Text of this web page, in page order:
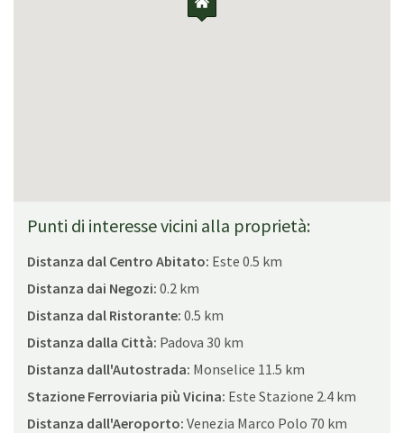
Punti di interesse vicini alla proprietà:
Distanza dal Centro Abitato: Este 0.5 km
Distanza dai Negozi: 0.2 km
Distanza dal Ristorante: 0.5 km
Distanza dalla Città: Padova 30 km
Distanza dall'Autostrada: Monselice 11.5 km
Stazione Ferroviaria più Vicina: Este Stazione 2.4 km
Distanza dall'Aeroporto: Venezia Marco Polo 70 km